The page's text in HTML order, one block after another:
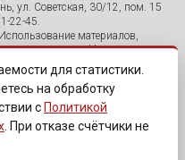
ул. Советская, 30/12, пом. 15
22-45.
материалов,
издания «Astrakhanpost»,
источника и публикацией
Комментарии
редактирования.
удалить их с сайта или
нарушают законы РФ.
АУДИТОРИИ 18+»
для статистики.
на обработку
с Политикой
. При отказе счётчики не